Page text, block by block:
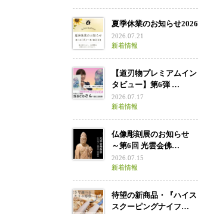
夏季休業のお知らせ2026
2026.07.21
新着情報
【道刃物プレミアムイン
タビュー】第6弾 …
2026.07.17
新着情報
仏像彫刻展のお知らせ
～第6回 光雲会佛…
2026.07.15
新着情報
待望の新商品・『ハイス
スクーピングナイフ…